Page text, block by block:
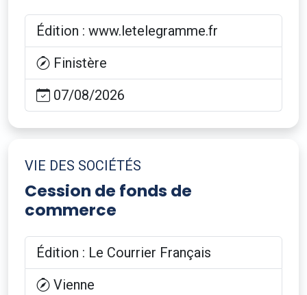
Édition : www.letelegramme.fr
Finistère
07/08/2026
VIE DES SOCIÉTÉS
Cession de fonds de
commerce
Édition : Le Courrier Français
Vienne